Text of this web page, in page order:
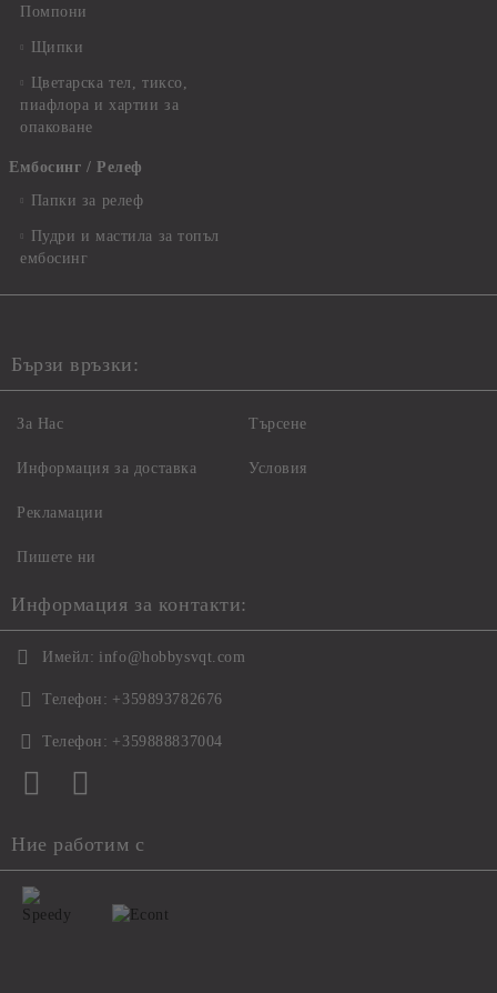
Помпони
Щипки
Цветарска тел, тиксо,
пиафлора и хартии за
опаковане
Ембосинг / Релеф
Папки за релеф
Пудри и мастила за топъл
ембосинг
Бързи връзки:
За Нас
Информация за доставка
Рекламации
Пишете ни
Търсене
Условия
Информация за контакти:
Имейл: info@hobbysvqt.com
Телефон: +359893782676
Телефон: +359888837004
Ние работим с